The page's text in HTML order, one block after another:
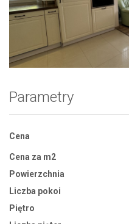
Zdjęcie 1
Parametry
Cena
Cena za m2
Powierzchnia
Liczba pokoi
Piętro